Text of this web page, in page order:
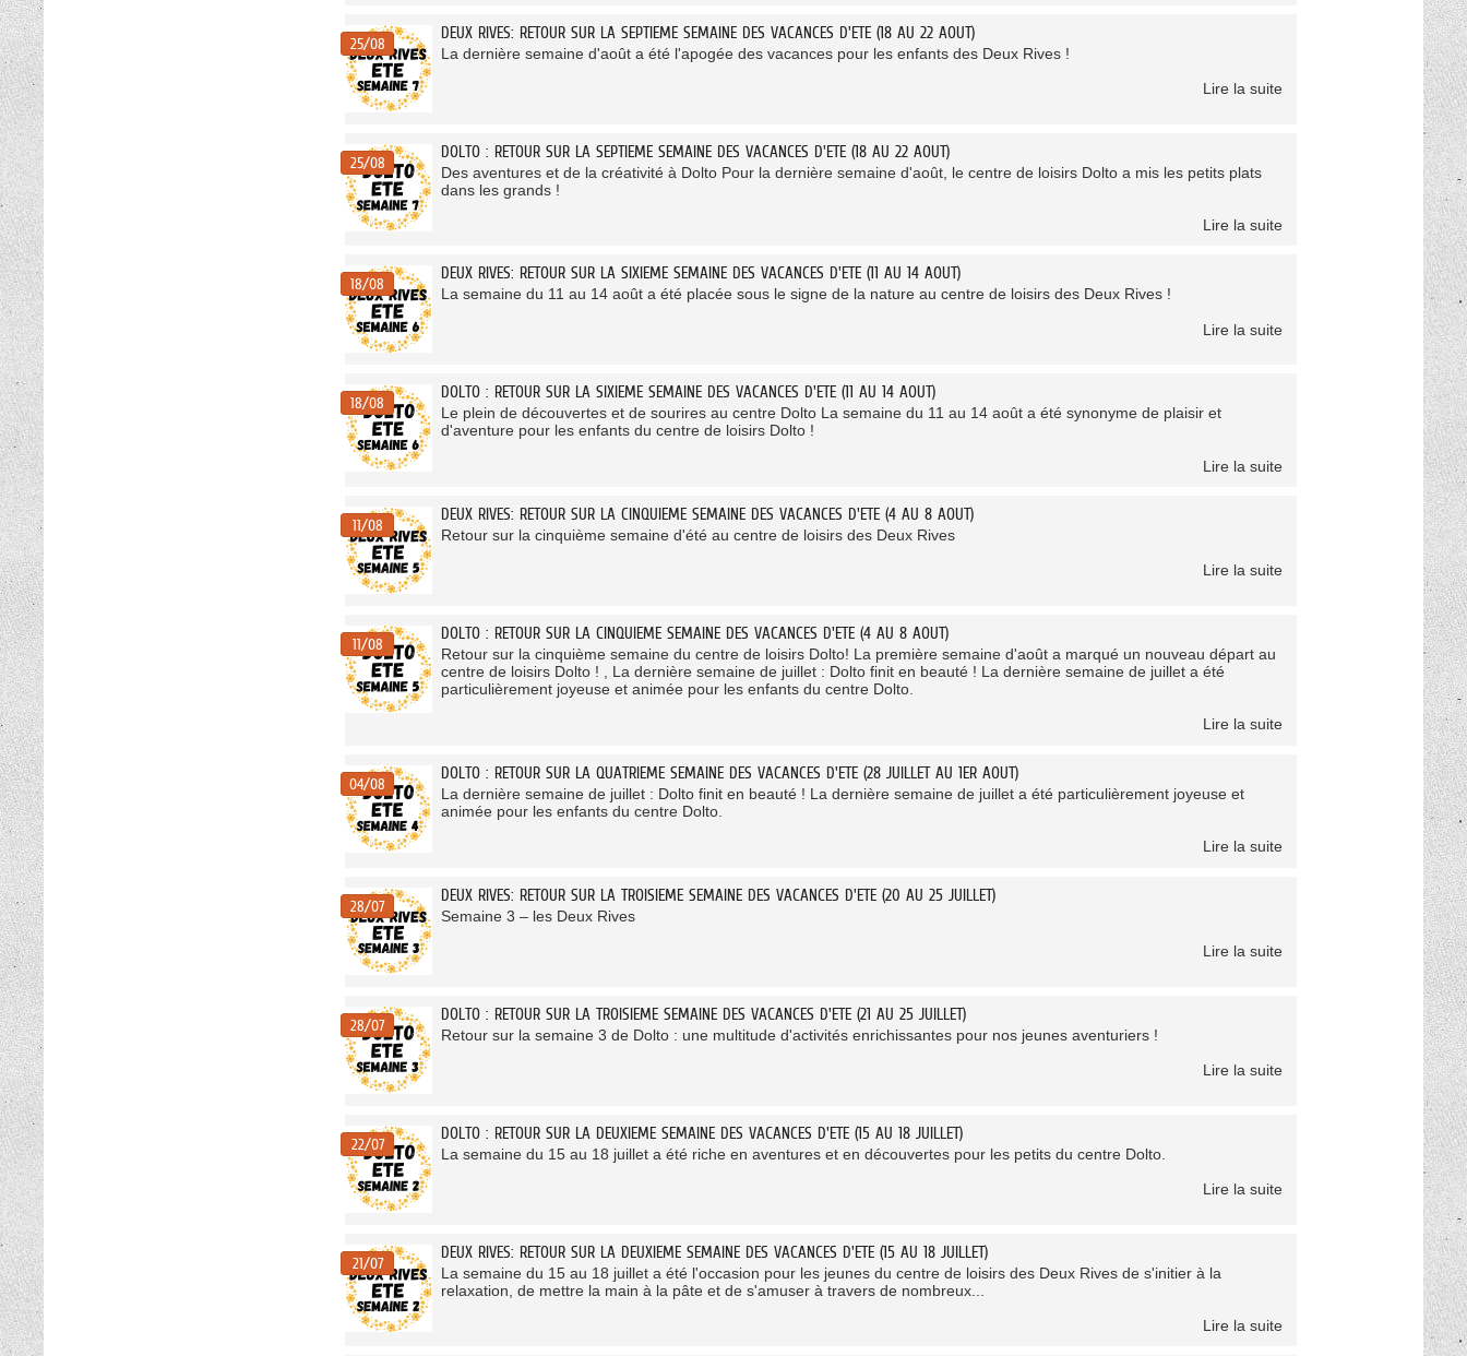
25/08
DEUX RIVES: RETOUR SUR LA SEPTIEME SEMAINE DES VACANCES D'ETE (18 AU 22 AOUT)
La dernière semaine d'août a été l'apogée des vacances pour les enfants des Deux Rives !
Lire la suite
25/08
DOLTO : RETOUR SUR LA SEPTIEME SEMAINE DES VACANCES D'ETE (18 AU 22 AOUT)
Des aventures et de la créativité à Dolto Pour la dernière semaine d'août, le centre de loisirs Dolto a mis les petits plats
dans les grands !
Lire la suite
18/08
DEUX RIVES: RETOUR SUR LA SIXIEME SEMAINE DES VACANCES D'ETE (11 AU 14 AOUT)
La semaine du 11 au 14 août a été placée sous le signe de la nature au centre de loisirs des Deux Rives !
Lire la suite
18/08
DOLTO : RETOUR SUR LA SIXIEME SEMAINE DES VACANCES D'ETE (11 AU 14 AOUT)
Le plein de découvertes et de sourires au centre Dolto La semaine du 11 au 14 août a été synonyme de plaisir et
d'aventure pour les enfants du centre de loisirs Dolto !
Lire la suite
11/08
DEUX RIVES: RETOUR SUR LA CINQUIEME SEMAINE DES VACANCES D'ETE (4 AU 8 AOUT)
Retour sur la cinquième semaine d'été au centre de loisirs des Deux Rives
Lire la suite
11/08
DOLTO : RETOUR SUR LA CINQUIEME SEMAINE DES VACANCES D'ETE (4 AU 8 AOUT)
Retour sur la cinquième semaine du centre de loisirs Dolto! La première semaine d'août a marqué un nouveau départ au
centre de loisirs Dolto ! , La dernière semaine de juillet : Dolto finit en beauté ! La dernière semaine de juillet a été
particulièrement joyeuse et animée pour les enfants du centre Dolto.
Lire la suite
04/08
DOLTO : RETOUR SUR LA QUATRIEME SEMAINE DES VACANCES D'ETE (28 JUILLET AU 1ER AOUT)
La dernière semaine de juillet : Dolto finit en beauté ! La dernière semaine de juillet a été particulièrement joyeuse et
animée pour les enfants du centre Dolto.
Lire la suite
28/07
DEUX RIVES: RETOUR SUR LA TROISIEME SEMAINE DES VACANCES D'ETE (20 AU 25 JUILLET)
Semaine 3 – les Deux Rives
Lire la suite
28/07
DOLTO : RETOUR SUR LA TROISIEME SEMAINE DES VACANCES D'ETE (21 AU 25 JUILLET)
Retour sur la semaine 3 de Dolto : une multitude d'activités enrichissantes pour nos jeunes aventuriers !
Lire la suite
22/07
DOLTO : RETOUR SUR LA DEUXIEME SEMAINE DES VACANCES D'ETE (15 AU 18 JUILLET)
La semaine du 15 au 18 juillet a été riche en aventures et en découvertes pour les petits du centre Dolto.
Lire la suite
21/07
DEUX RIVES: RETOUR SUR LA DEUXIEME SEMAINE DES VACANCES D'ETE (15 AU 18 JUILLET)
La semaine du 15 au 18 juillet a été l'occasion pour les jeunes du centre de loisirs des Deux Rives de s'initier à la
relaxation, de mettre la main à la pâte et de s'amuser à travers de nombreux...
Lire la suite